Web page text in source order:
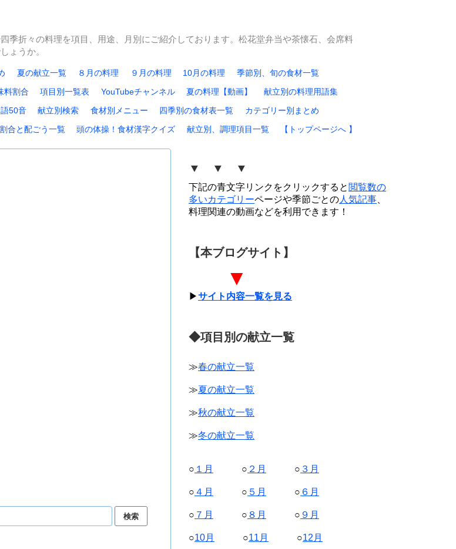
季折々の料理を項目、用途、月別にご紹介しております。松花堂弁当や茶懐石、会席料
ょうか。
夏の献立一覧 ８月の料理 ９月の料理 10月の料理
季節別、旬の食材一覧
料割合 項目別一覧表 YouTubeチャンネル 夏の料理【動画】
献立別の料理用語集
50音 献立別検索 食材別メニュー 四季別の食材表一覧
カテゴリー別まとめ
合と配ごう一覧 頭の体操！食材漢字クイズ 献立別、調理項目一覧 【トップページへ 】
▼ ▼ ▼
下記の青文字リンクをクリックすると 閲覧数の
多いカテゴリーページや季節ごとの人気記事
料理関連の動画などを利用できます！
【本ブログサイト】
▼
▶サイト内容一覧を見る
◆項目別の献立一覧
≫春の献立一覧
≫夏の献立一覧
≫秋の献立一覧
≫冬の献立一覧
○ １月 ○ ２月 ○ ３月
○ ４月 ○ ５月 ○ ６月
○ ７月 ○ ８月 ○ ９月
○10月 ○11月 ○12月